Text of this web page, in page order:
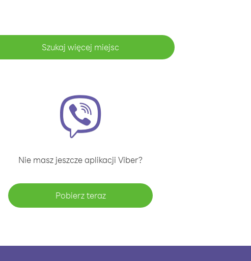
Szukaj więcej miejsc
Nie masz jeszcze aplikacji Viber?
Pobierz teraz